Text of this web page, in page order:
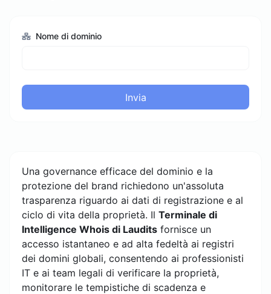
Nome di dominio
Invia
Una governance efficace del dominio e la
protezione del brand richiedono un'assoluta
trasparenza riguardo ai dati di registrazione e al
ciclo di vita della proprietà. Il Terminale di
Intelligence Whois di Laudits fornisce un
accesso istantaneo e ad alta fedeltà ai registri
dei domini globali, consentendo ai professionisti
IT e ai team legali di verificare la proprietà,
monitorare le tempistiche di scadenza e